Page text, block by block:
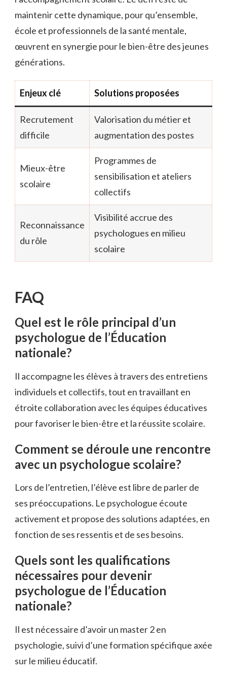
maintenir cette dynamique, pour qu’ensemble,
école et professionnels de la santé mentale,
œuvrent en synergie pour le bien-être des jeunes
générations.
Enjeux clé Solutions proposées
Recrutement
difficile
Valorisation du métier et
augmentation des postes
Mieux-être
scolaire
Programmes de
sensibilisation et ateliers
collectifs
Reconnaissance
du rôle
Visibilité accrue des
psychologues en milieu
scolaire
FAQ
Quel est le rôle principal d’un
psychologue de l’Éducation
nationale?
Il accompagne les élèves à travers des entretiens
individuels et collectifs, tout en travaillant en
étroite collaboration avec les équipes éducatives
pour favoriser le bien-être et la réussite scolaire.
Comment se déroule une rencontre
avec un psychologue scolaire?
Lors de l’entretien, l’élève est libre de parler de
ses préoccupations. Le psychologue écoute
activement et propose des solutions adaptées, en
fonction de ses ressentis et de ses besoins.
Quels sont les qualifications
nécessaires pour devenir
psychologue de l’Éducation
nationale?
Il est nécessaire d’avoir un master 2 en
psychologie, suivi d’une formation spécifique axée
sur le milieu éducatif.